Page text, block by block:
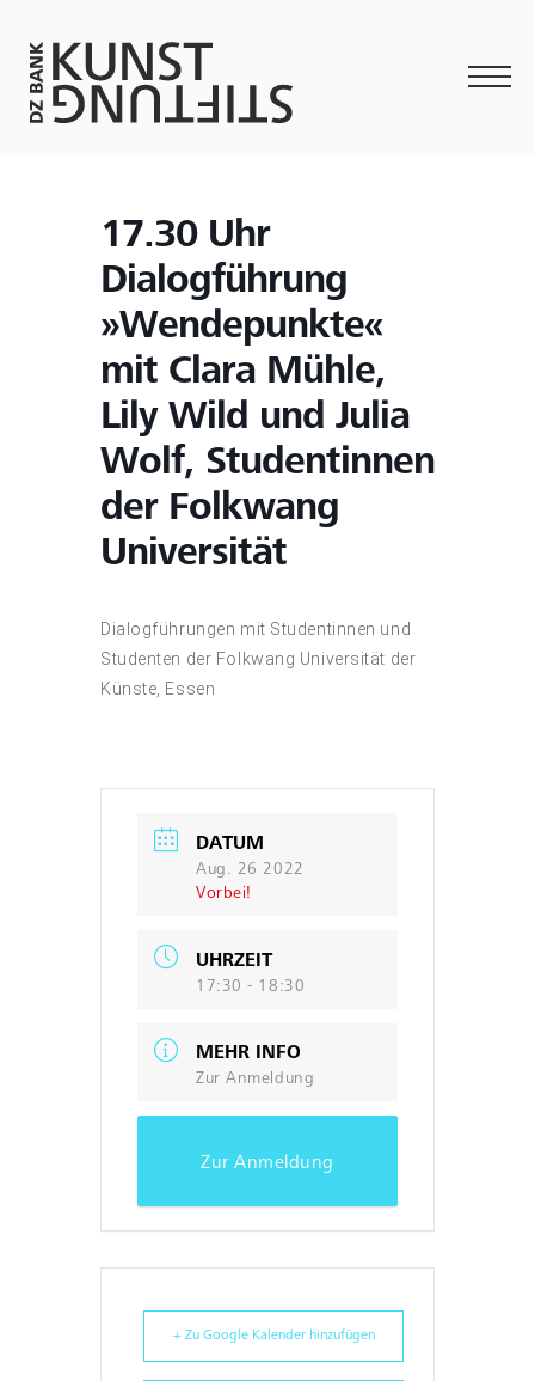
17.30 Uhr
Dialogführung
»Wendepunkte«
mit Clara Mühle,
Lily Wild und Julia
Wolf, Studentinnen
der Folkwang
Universität
Dialogführungen mit Studentinnen und
Studenten der Folkwang Universität der
Künste, Essen
DATUM
Aug. 26 2022
Vorbei!
UHRZEIT
17:30 - 18:30
MEHR INFO
Zur Anmeldung
Zur Anmeldung
+ Zu Google Kalender hinzufügen